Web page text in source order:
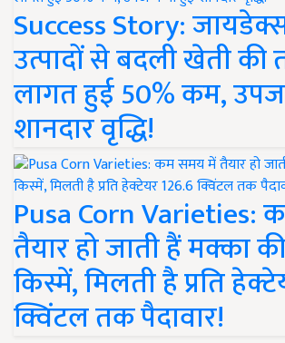
Success Story:
उत्पादों से बदली खेती की
लागत हुई 50% कम,
शानदार वृद्धि!
Pusa Corn Varieties:
तैयार हो जाती हैं मक्का
किस्में, मिलती है प्रति
क्विंटल तक पैदावार!